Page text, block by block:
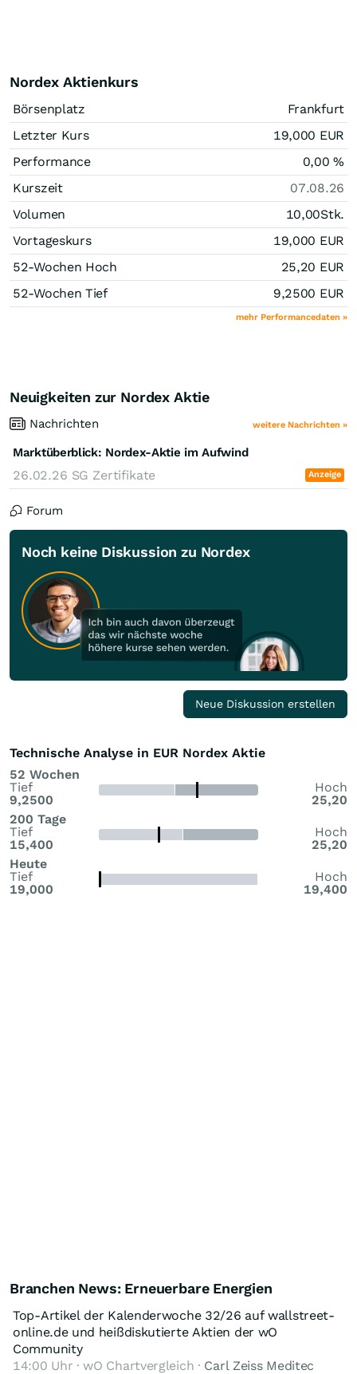
Nordex Aktienkurs
Börsenplatz
Frankfurt
Letzter Kurs
19,000 EUR
Performance
0,00%
Kurszeit
07.08.26
Volumen
10,00Stk.
Vortageskurs
19,000 EUR
52-Wochen Hoch
25,20 EUR
52-Wochen Tief
9,2500 EUR
mehr Performancedaten »
Neuigkeiten zur Nordex Aktie
Nachrichten weitere Nachrichten »
Marktüberblick: Nordex-Aktie im Aufwind
26.02.26 SG Zertifikate Anzeige
Forum
Noch keine Diskussion zu Nordex
Neue Diskussion erstellen
Technische Analyse in EUR Nordex Aktie
52 Wochen
Tief
9,2500
Hoch
25,20
200 Tage
Tief
15,400
Hoch
25,20
Heute
Tief
19,000
Hoch
19,400
Branchen News: Erneuerbare Energien
Top-Artikel der Kalenderwoche 32/26 auf wallstreet-
online.de und heißdiskutierte Aktien der wO
Community
14:00 Uhr · wO Chartvergleich · Carl Zeiss Meditec